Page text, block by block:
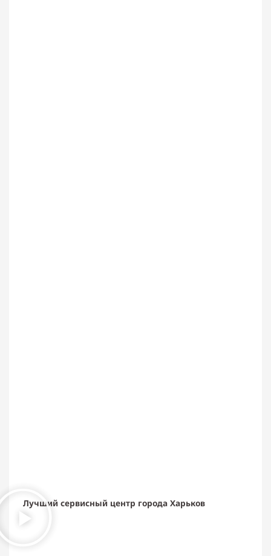
Лучший сервисный центр города Харьков